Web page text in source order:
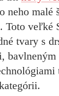
neho malé
Toto veľké
tvary s
bavlneným